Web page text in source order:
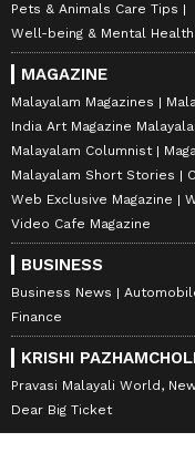
Pets & Animals Care Tips
Well-being & Mental
MAGAZINE
Malayalam Magazines
India Art Magazine
Malayalam Columnist
Malayalam Short Stories
Web Exclusive Magazine
Video Cafe Magazine
BUSINESS
Business News
Finance
KRISHI
Pravasi Malayali World,
Dear Big Ticket